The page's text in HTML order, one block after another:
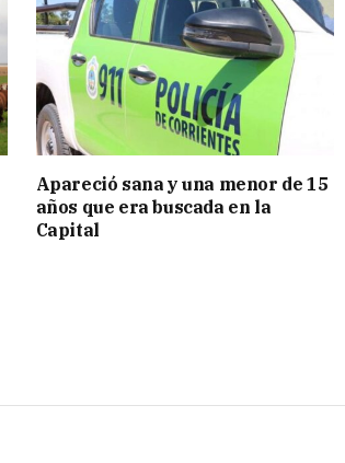
Apareció sana y una menor de 15
años que era buscada en la
Capital